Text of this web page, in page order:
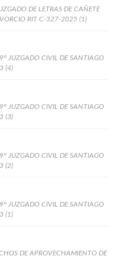
DE LETRAS DE CAÑETE
RIT C-327-2025 (1)
JUZGADO CIVIL DE SANTIAGO
(4)
JUZGADO CIVIL DE SANTIAGO
(3)
JUZGADO CIVIL DE SANTIAGO
(2)
JUZGADO CIVIL DE SANTIAGO
(1)
DE APROVECHAMIENTO DE